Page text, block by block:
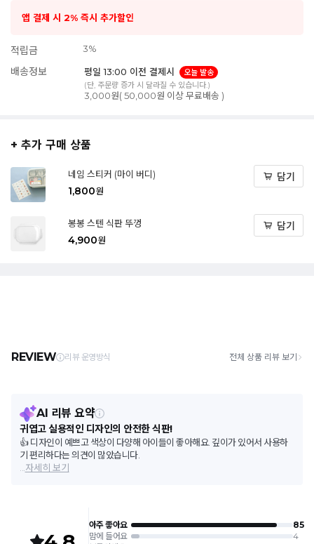
앱 결제 시 2% 즉시 추가할인
적립금 3%
배송정보 평일 13:00 이전 결제시
오늘 발송
(단, 주문량 증가 시 달라질 수 있습니다.)
3,000원( 50,000원 이상 무료배송 )
+ 추가 구매 상품
네임 스티커 (마이 버디)
1,800원
담기
봉봉 스텐 식판 뚜껑
4,900원
담기